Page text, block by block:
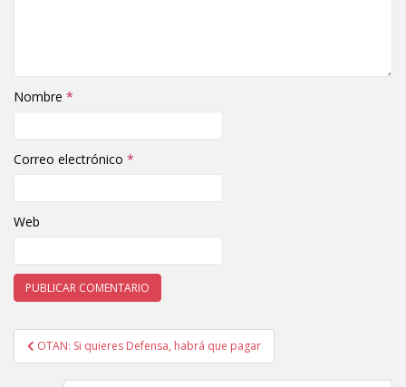
Nombre *
Correo electrónico *
Web
Navegación de entradas
OTAN: Si quieres Defensa, habrá que pagar